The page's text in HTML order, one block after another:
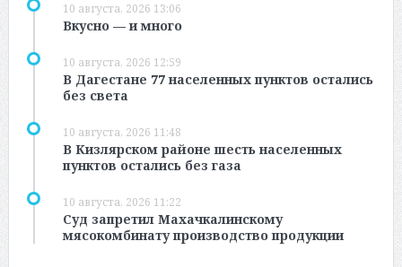
10 августа, 2026 13:06
Вкусно — и много
10 августа, 2026 12:59
В Дагестане 77 населенных пунктов остались
без света
10 августа, 2026 11:48
В Кизлярском районе шесть населенных
пунктов остались без газа
10 августа, 2026 11:22
Суд запретил Махачкалинскому
мясокомбинату производство продукции